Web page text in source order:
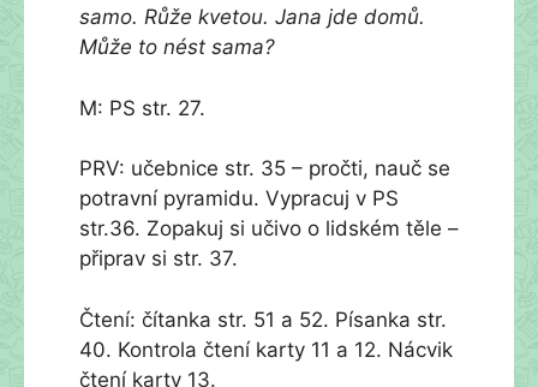
samo. Růže kvetou. Jana jde domů.
Může to nést sama?
M: PS str. 27.
PRV: učebnice str. 35 – pročti, nauč se
potravní pyramidu. Vypracuj v PS
str.36. Zopakuj si učivo o lidském těle –
připrav si str. 37.
Čtení: čítanka str. 51 a 52. Písanka str.
40. Kontrola čtení karty 11 a 12. Nácvik
čtení karty 13.